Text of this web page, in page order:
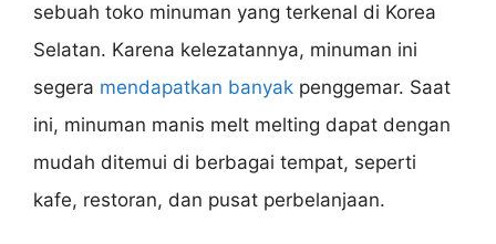
sebuah toko minuman yang terkenal di Korea
Selatan. Karena kelezatannya, minuman ini
segera mendapatkan banyak penggemar. Saat
ini, minuman manis melt melting dapat dengan
mudah ditemui di berbagai tempat, seperti
kafe, restoran, dan pusat perbelanjaan.